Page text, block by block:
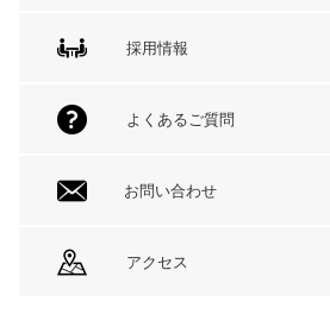
採用情報
よくあるご質問
お問い合わせ
アクセス